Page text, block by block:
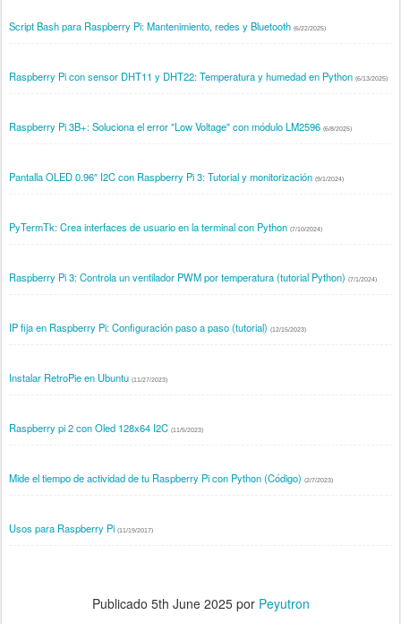
Script Bash para Raspberry Pi: Mantenimiento, redes y Bluetooth (6/22/2025)
Raspberry Pi con sensor DHT11 y DHT22: Temperatura y humedad en Python (6/13/2025)
Raspberry Pi 3B+: Soluciona el error "Low Voltage" con módulo LM2596 (6/8/2025)
Pantalla OLED 0.96″ I2C con Raspberry Pi 3: Tutorial y monitorización (9/1/2024)
PyTermTk: Crea interfaces de usuario en la terminal con Python (7/10/2024)
Raspberry Pi 3: Controla un ventilador PWM por temperatura (tutorial Python) (7/1/2024)
IP fija en Raspberry Pi: Configuración paso a paso (tutorial) (12/15/2023)
Instalar RetroPie en Ubuntu (11/27/2023)
Raspberry pi 2 con Oled 128x64 I2C (11/5/2023)
Mide el tiempo de actividad de tu Raspberry Pi con Python (Código) (2/7/2023)
Usos para Raspberry Pi (11/19/2017)
Publicado 5th June 2025por Peyutron